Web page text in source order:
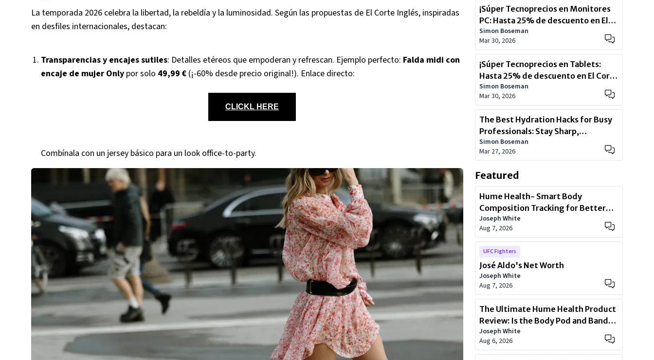
La temporada 2026 celebra la libertad, la rebeldía y la luminosidad. Según las propuestas de El Corte Inglés, inspiradas
en desfiles internacionales, destacan:
Transparencias y encajes sutiles: Detalles etéreos que empoderan y refrescan. Ejemplo perfecto: Falda midi con
encaje de mujer Only por solo 49,99 € (¡-60% desde precio original!). Enlace directo:
CLICKL HERE
Combínala con un jersey básico para un look office-to-party.
¡Súper Tecnoprecios en Monitores
PC: Hasta 25% de descuento en El
Corte Inglés! Oferta mundial del 19
al 22 de marzo 2026 – ¡No te lo
pierdas!
Simon Boseman
Mar 30, 2026
¡Súper Tecnoprecios en Tablets:
Hasta 25% de descuento en El Corte
Inglés!
Simon Boseman
Mar 30, 2026
The Best Hydration Hacks for Busy
Professionals: Stay Sharp,
Energized, and Productive with Just
Add Buoy
Simon Boseman
Mar 27, 2026
Featured
Hume Health- Smart Body
Composition Tracking for Better
Health
Joseph White
Aug 7, 2026
UFC Fighters
José Aldo's Net Worth
Joseph White
Aug 7, 2026
The Ultimate Hume Health Product
Review: Is the Body Pod and Band
Worth?
Joseph White
Aug 6, 2026